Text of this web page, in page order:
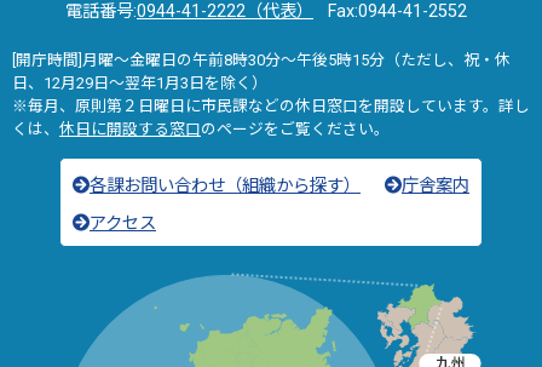
電話番号:0944-41-2222（代表） Fax:0944-41-2552
[開庁時間]月曜～金曜日の午前8時30分～午後5時15分（ただし、祝・休
日、12月29日～翌年1月3日を除く）
※毎月、原則第２日曜日に市民課などの休日窓口を開設しています。詳し
くは、 休日に開設する窓口のページをご覧ください。
各課お問い合わせ（組織から探す）
庁舎案内
アクセス